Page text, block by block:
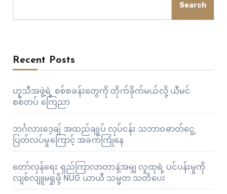
Search
Recent Posts
ဟူသီအဖွဲ့ရဲ့ စစ်စခန်းတွေကို တိုက်ခိုက်မယ်လို့ ယီမင်
စစ်တပ် ကြေညာ
ဘင်္ဂလားဒေ့ချ် အထည်ချုပ် လုပ်ငန်း သဘာဝဓာတ်ငွေ့
ပြတ်လပ်မှုကြောင့် အခက်ကြုံနေ
တော်လှန်ရေး ရှည်ကြာလာတာနဲ့အမျှ လူထုရဲ့ ပင်ပန်းမှုကို
လျစ်လျူမရှုဖို့ NUG ယာယီ သမ္မတ သတိပေး